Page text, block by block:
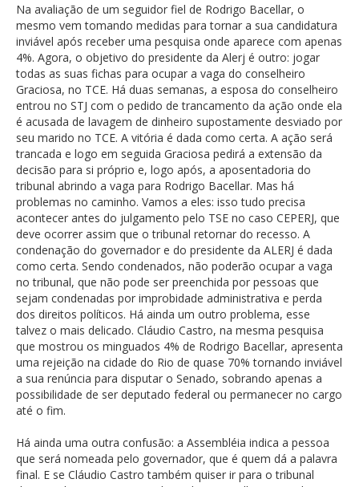
Na avaliação de um seguidor fiel de Rodrigo Bacellar, o
mesmo vem tomando medidas para tornar a sua candidatura
inviável após receber uma pesquisa onde aparece com apenas
4%. Agora, o objetivo do presidente da Alerj é outro: jogar
todas as suas fichas para ocupar a vaga do conselheiro
Graciosa, no TCE. Há duas semanas, a esposa do conselheiro
entrou no STJ com o pedido de trancamento da ação onde ela
é acusada de lavagem de dinheiro supostamente desviado por
seu marido no TCE. A vitória é dada como certa. A ação será
trancada e logo em seguida Graciosa pedirá a extensão da
decisão para si próprio e, logo após, a aposentadoria do
tribunal abrindo a vaga para Rodrigo Bacellar. Mas há
problemas no caminho. Vamos a eles: isso tudo precisa
acontecer antes do julgamento pelo TSE no caso CEPERJ, que
deve ocorrer assim que o tribunal retornar do recesso. A
condenação do governador e do presidente da ALERJ é dada
como certa. Sendo condenados, não poderão ocupar a vaga
no tribunal, que não pode ser preenchida por pessoas que
sejam condenadas por improbidade administrativa e perda
dos direitos políticos. Há ainda um outro problema, esse
talvez o mais delicado. Cláudio Castro, na mesma pesquisa
que mostrou os minguados 4% de Rodrigo Bacellar, apresenta
uma rejeição na cidade do Rio de quase 70% tornando inviável
a sua renúncia para disputar o Senado, sobrando apenas a
possibilidade de ser deputado federal ou permanecer no cargo
até o fim.
Há ainda uma outra confusão: a Assembléia indica a pessoa
que será nomeada pelo governador, que é quem dá a palavra
final. E se Cláudio Castro também quiser ir para o tribunal